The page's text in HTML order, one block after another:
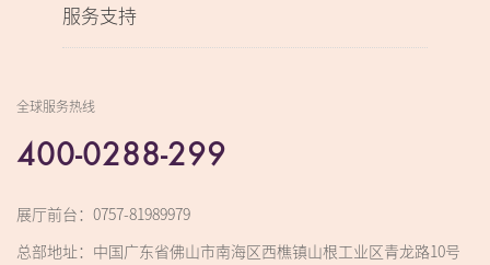
服务支持
全球服务热线
400-0288-299
展厅前台：0757-81989979
总部地址：中国广东省佛山市南海区西樵镇山根工业区青龙路10号